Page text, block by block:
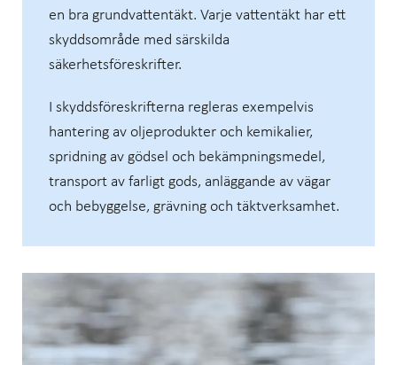
en bra grundvattentäkt. Varje vattentäkt har ett
skyddsområde med särskilda
säkerhetsföreskrifter.
I skyddsföreskrifterna regleras exempelvis
hantering av oljeprodukter och kemikalier,
spridning av gödsel och bekämpningsmedel,
transport av farligt gods, anläggande av vägar
och bebyggelse, grävning och täktverksamhet.